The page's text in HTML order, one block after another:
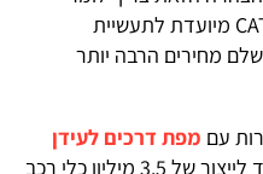
שסוללת ה"מוצק למחצה" של CATL מיועדת לתעשיית
מחירים הרבה יותר
עם מפת דרכים לעידן
שעליה מסומן יעד לייצור של 3.5 מיליון כלי רכב